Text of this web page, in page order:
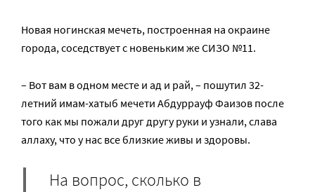
Новая ногинская мечеть, построенная на окраине
города, соседствует с новеньким же СИЗО №11.
– Вот вам в одном месте и ад и рай, – пошутил 32-
летний имам-хатыб мечети Абдуррауф Фаизов после
того как мы пожали друг другу руки и узнали, слава
аллаху, что у нас все близкие живы и здоровы.
На вопрос, сколько в